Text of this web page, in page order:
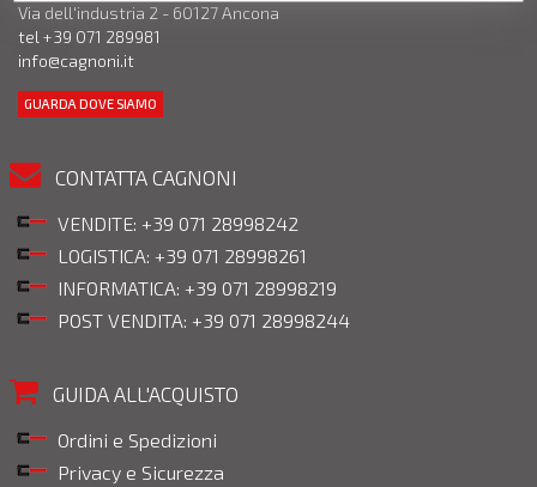
Via dell'industria 2 - 60127 Ancona
tel +39 071 289981
info@cagnoni.it
GUARDA DOVE SIAMO
CONTATTA CAGNONI
VENDITE: +39 071 28998242
LOGISTICA: +39 071 28998261
INFORMATICA: +39 071 28998219
POST VENDITA: +39 071 28998244
GUIDA ALL'ACQUISTO
Ordini e Spedizioni
Privacy e Sicurezza